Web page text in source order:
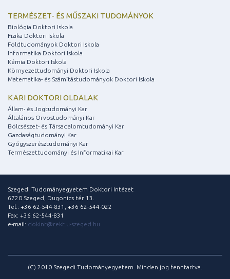
TERMÉSZET- ÉS MŰSZAKI TUDOMÁNYOK
Biológia Doktori Iskola
Fizika Doktori Iskola
Földtudományok Doktori Iskola
Informatika Doktori Iskola
Kémia Doktori Iskola
Környezettudományi Doktori Iskola
Matematika- és Számítástudományok Doktori Iskola
KARI DOKTORI OLDALAK
Állam- és Jogtudományi Kar
Általános Orvostudományi Kar
Bölcsészet- és Társadalomtudományi Kar
Gazdaságtudományi Kar
Gyógyszerésztudományi Kar
Természettudományi és Informatikai Kar
Szegedi Tudományegyetem Doktori Intézet
6720 Szeged, Dugonics tér 13.
Tel.: +36 62-544-831, +36 62-544-022
Fax: +36 62-544-831
e-mail: dokint@rekt.u-szeged.hu
(C) 2010 Szegedi Tudományegyetem. Minden jog fenntartva.